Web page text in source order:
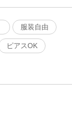
服装自由
ピアスOK